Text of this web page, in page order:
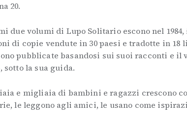
20.
due volumi di Lupo Solitario escono nel 1984,
di copie vendute in 30 paesi e tradotte in 18
pubblicate basandosi sui suoi racconti e il
sotto la sua guida.
e migliaia di bambini e ragazzi crescono
le leggono agli amici, le usano come